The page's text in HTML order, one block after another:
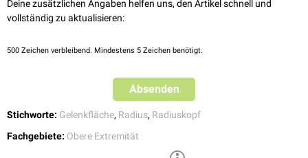
Deine zusätzlichen Angaben helfen uns, den Artikel schnell und
vollständig zu aktualisieren:
500 Zeichen verbleibend. Mindestens 5 Zeichen benötigt.
Absenden
Stichworte: Gelenkfläche, Radius, Radiuskopf
Fachgebiete: Obere Extremität